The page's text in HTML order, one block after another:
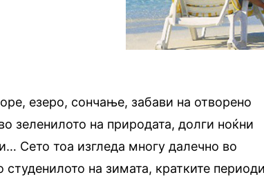
езеро, сончање, забави на отворено
зеленилото на природата, долги ноќни
Сето тоа изгледа многу далечно во
на зимата, кратките